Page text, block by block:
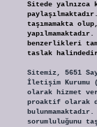
Sitede yalnızca
taşımamakta
benzerlikleri
taslak
Sitemiz, 5651
İletişim Kurumu
olarak hizmet
proaktif olarak
sorumluluğunu